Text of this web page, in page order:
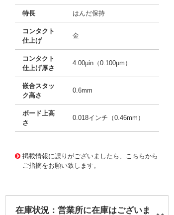
特長 はんだ保持
コンタクト
仕上げ
金
コンタクト
仕上げ厚さ
4.00µin（0.100µm）
嵌合スタッ
ク高さ
0.6mm
ボード上高
さ
0.018インチ（0.46mm）
掲載情報に誤りがございましたら、こちらから
ご指摘をお願い致します。
在庫状況：営業所に在庫はございま